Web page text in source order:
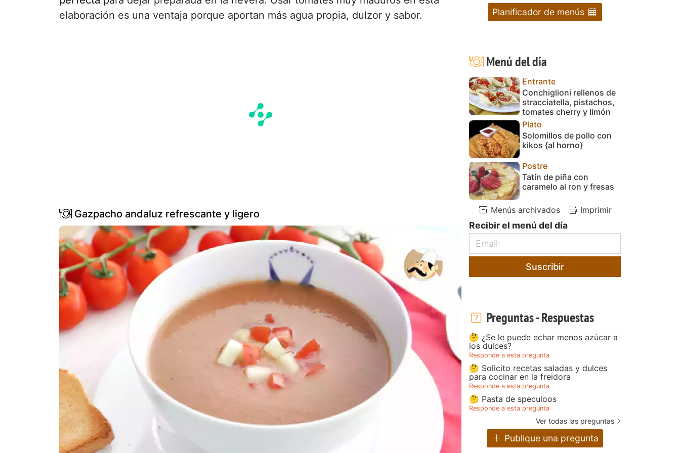
elaboración es una ventaja porque aportan más agua propia, dulzor y sabor.
Gazpacho andaluz refrescante y ligero
Planificador de menús
Menú del día
Entrante
Conchiglioni rellenos de
stracciatella, pistachos,
tomates cherry y limón
Plato
Solomillos de pollo con
kikos {al horno}
Postre
Tatín de piña con
caramelo al ron y fresas
Menús archivados Imprimir
Recibir el menú del día
Suscribir
Preguntas - Respuestas
🤔 ¿Se le puede echar menos azúcar a
los dulces?
Responde a esta pregunta
🤔 Solicito recetas saladas y dulces
para cocinar en la freidora
Responde a esta pregunta
🤔 Pasta de speculoos
Responde a esta pregunta
Ver todas las preguntas
Publique una pregunta